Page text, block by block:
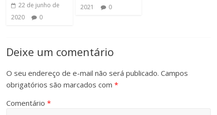
22 de junho de
2020
0
2021
0
Deixe um comentário
O seu endereço de e-mail não será publicado. Campos
obrigatórios são marcados com*
Comentário*